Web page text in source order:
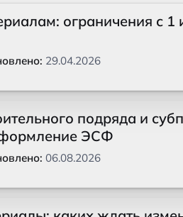
ограничения с 1
29.04.2026
подряда и
ЭСФ
06.08.2026